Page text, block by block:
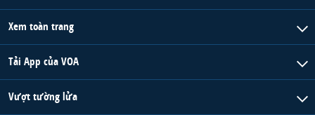
Xem toàn trang
Tải App của VOA
Vượt tường lửa